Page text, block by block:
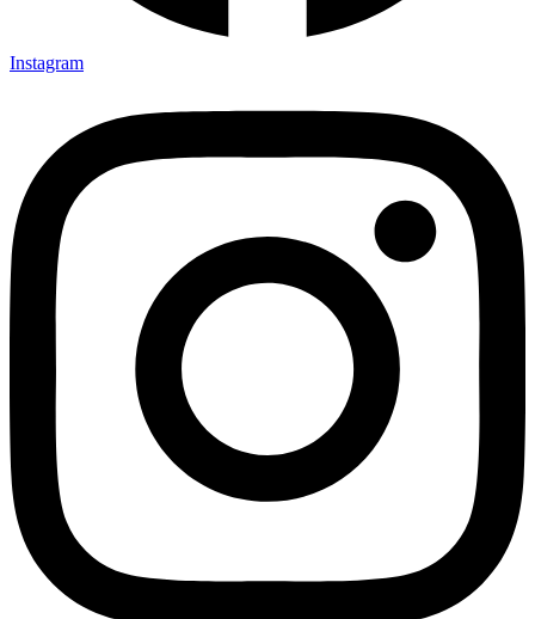
Instagram